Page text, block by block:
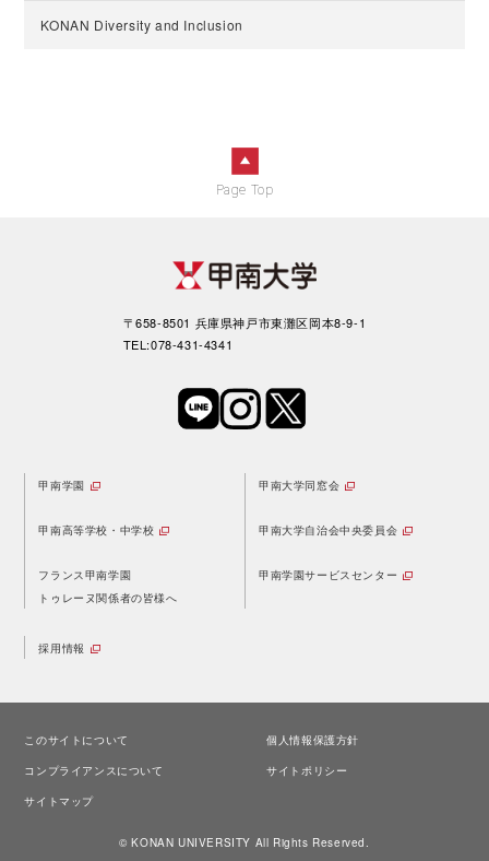
KONAN Diversity and Inclusion
Page Top
〒658-8501 兵庫県神戸市東灘区岡本8-9-1
TEL:078-431-4341
甲南学園
甲南高等学校・中学校
フランス甲南学園
トゥレーヌ関係者の皆様へ
甲南大学同窓会
甲南大学自治会中央委員会
甲南学園サービスセンター
採用情報
このサイトについて
個人情報保護方針
コンプライアンスについて
サイトポリシー
サイトマップ
© KONAN UNIVERSITY All Rights Reserved.